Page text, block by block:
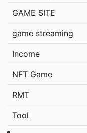
GAME SITE
game streaming
Income
NFT Game
RMT
Tool